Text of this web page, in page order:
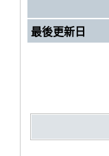
最後更新日